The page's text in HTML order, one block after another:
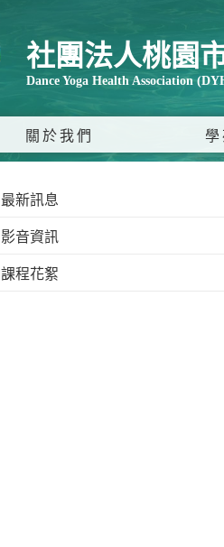
社團法人桃園
Dance Yoga Health Association
關於我們 學
最新訊息
影音資訊
課程花絮